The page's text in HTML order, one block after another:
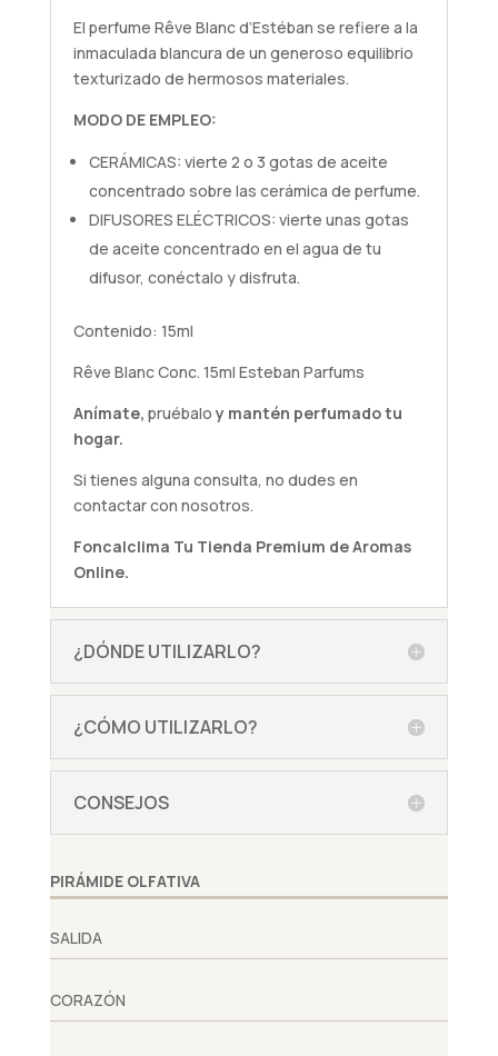
El perfume Rêve Blanc d’Estéban se refiere a la
inmaculada blancura de un generoso equilibrio
texturizado de hermosos materiales.
MODO DE EMPLEO:
CERÁMICAS: vierte 2 o 3 gotas de aceite
concentrado sobre las cerámica de perfume.
DIFUSORES ELÉCTRICOS: vierte unas gotas
de aceite concentrado en el agua de tu
difusor, conéctalo y disfruta.
Contenido: 15ml
Rêve Blanc Conc. 15ml Esteban Parfums
Anímate, pruébalo y mantén perfumado tu
hogar.
Si tienes alguna consulta, no dudes en
contactar con nosotros.
Foncalclima Tu Tienda Premium de Aromas
Online.
¿DÓNDE UTILIZARLO?
¿CÓMO UTILIZARLO?
CONSEJOS
PIRÁMIDE OLFATIVA
SALIDA
CORAZÓN